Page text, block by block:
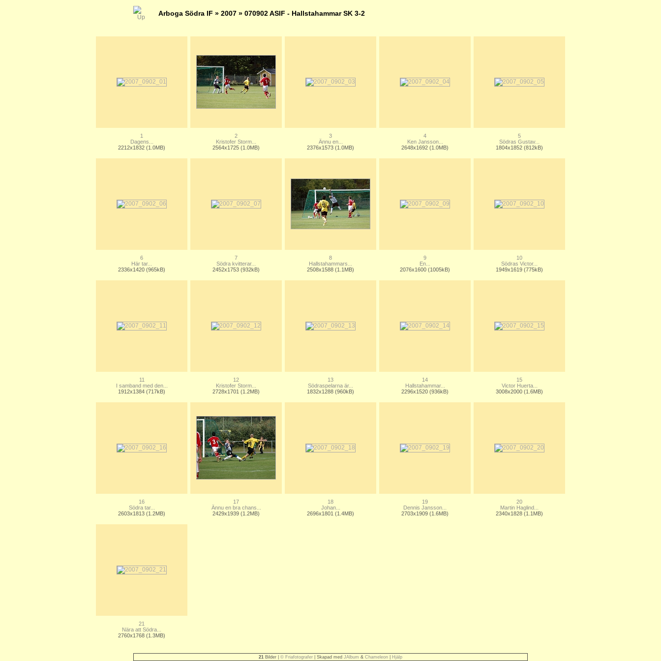
Arboga Södra IF » 2007 » 070902 ASIF - Hallstahammar SK 3-2
1
Dagens...
2212x1832 (1.0MB)
2
Kristofer Storm...
2564x1725 (1.0MB)
3
Ännu en...
2376x1573 (1.0MB)
4
Ken Jansson...
2648x1692 (1.0MB)
5
Södras Gustav...
1804x1852 (812kB)
6
Här tar...
2336x1420 (965kB)
7
Södra kvitterar...
2452x1753 (932kB)
8
Hallstahammars...
2508x1588 (1.1MB)
9
En...
2076x1600 (1005kB)
10
Södras Victor...
1949x1619 (775kB)
11
I samband med den...
1912x1384 (717kB)
12
Kristofer Storm...
2728x1701 (1.2MB)
13
Södraspelarna är...
1832x1288 (960kB)
14
Hallstahammar...
2296x1520 (936kB)
15
Victor Huerta...
3008x2000 (1.6MB)
16
Södra tar...
2603x1813 (1.2MB)
17
Ännu en bra chans...
2429x1939 (1.2MB)
18
Johan...
2696x1801 (1.4MB)
19
Dennis Jansson...
2703x1909 (1.6MB)
20
Martin Haglind...
2340x1828 (1.1MB)
21
Nära att Södra...
2760x1768 (1.3MB)
21 Bilder | © Friafotografer | Skapad med JAlbum & Chameleon Hjälp